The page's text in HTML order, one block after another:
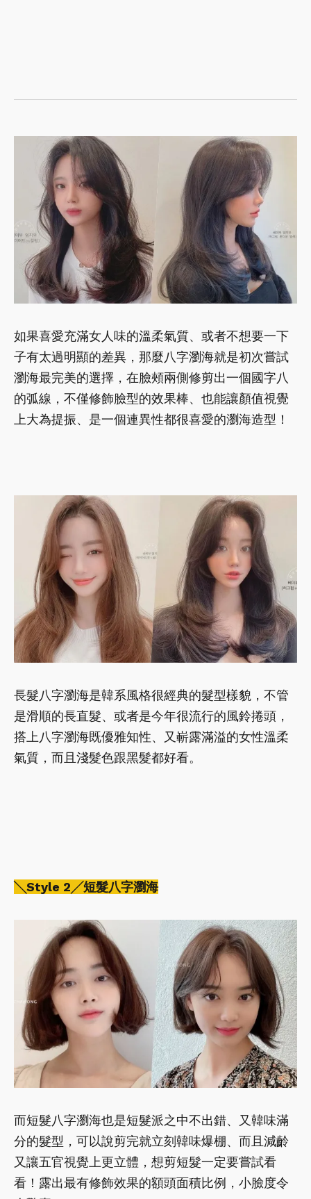
如果喜愛充滿女人味的溫柔氣質、或者不想要一下
子有太過明顯的差異，那麼八字瀏海就是初次嘗試
瀏海最完美的選擇，在臉頰兩側修剪出一個國字八
的弧線，不僅修飾臉型的效果棒、也能讓顏值視覺
上大為提振、是一個連異性都很喜愛的瀏海造型！
長髮八字瀏海是韓系風格很經典的髮型樣貌，不管
是滑順的長直髮、或者是今年很流行的風鈴捲頭，
搭上八字瀏海既優雅知性、又嶄露滿溢的女性溫柔
氣質，而且淺髮色跟黑髮都好看。
╲Style 2╱短髮八字瀏海
而短髮八字瀏海也是短髮派之中不出錯、又韓味滿
分的髮型，可以說剪完就立刻韓味爆棚、而且減齡
又讓五官視覺上更立體，想剪短髮一定要嘗試看
看！露出最有修飾效果的額頭面積比例，小臉度令